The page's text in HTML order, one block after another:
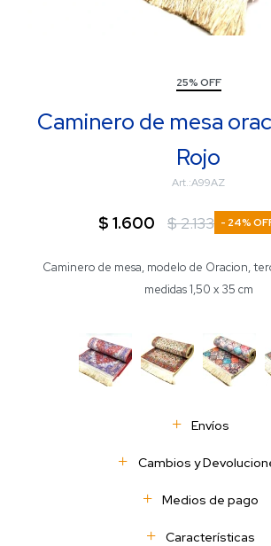
25% OFF
Caminero de mesa
Rojo
A99AZ
$ 1.600 $2.133 24
Caminero de mesa, modelo de Oracion,
medidas 1,50 x 35 cm
Envíos
Cambios y
Medios de pago
Características